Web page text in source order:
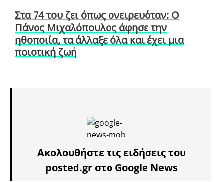
Στα 74 του ζει όπως ονειρευόταν: Ο
Πάνος Μιχαλόπουλος άφησε την
ηθοποιία, τα άλλαξε όλα και έχει μια
ποιοτική ζωή
Ακολουθήστε τις ειδήσεις του
posted.gr στο Google News